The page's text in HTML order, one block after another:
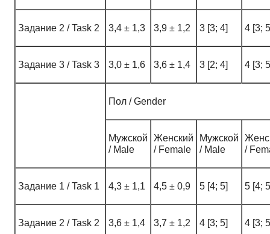
Задание 2 / Task 2 3,4 ± 1,3 3,9 ± 1,2 3 [3; 4] 4 [3;
Задание 3 / Task 3 3,0 ± 1,6 3,6 ± 1,4 3 [2; 4] 4 [3;
Пол / Gender
Мужской
/ Male
Женский
/ Female
Мужской
/ Male
/
Задание 1 / Task 1 4,3 ± 1,1 4,5 ± 0,9 5 [4; 5] 5 [4;
Задание 2 / Task 2 3,6 ± 1,4 3,7 ± 1,2 4 [3; 5] 4 [3;